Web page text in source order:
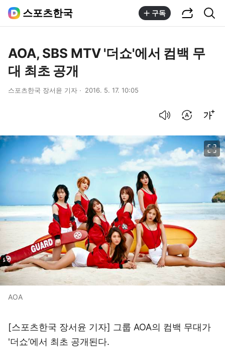
스포츠한국 구독
AOA, SBS MTV '더쇼'에서 컴백 무
대 최초 공개
스포츠한국 장서윤 기자 2016. 5. 17. 10:05
AOA
[스포츠한국 장서윤 기자] 그룹 AOA의 컴백 무대가
'더쇼’에서 최초 공개된다.